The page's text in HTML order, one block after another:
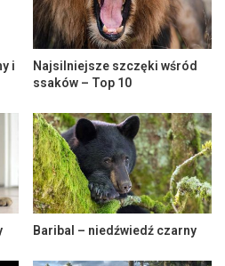
i
Najsilniejsze szczęki wśród
ssaków – Top 10
Baribal – niedźwiedź czarny